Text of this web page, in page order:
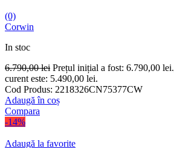
(0)
Corwin
In stoc
6.790,00lei Prețul inițial a fost: 6.790,00 lei.
curent este: 5.490,00 lei.
Cod Produs: 2218326CN75377CW
Adaugă în coș
Compara
-14%
Adaugă la favorite